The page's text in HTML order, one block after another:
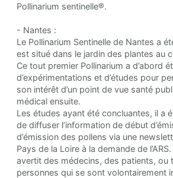
Pollinarium sentinelle®.
- Nantes :
Le Pollinarium Sentinelle de Nantes a
est situé dans le jardin des plantes au
Ce tout premier Pollinarium a d’abord
d’expérimentations et d’études pour
son intérêt d’un point de vue santé
médical ensuite.
Les études ayant été concluantes, il a
de diffuser l’information de début
d’émission des pollens via une
Pays de la Loire à la demande de
avertit des médecins, des patients, ou
personnes qui se sont volontairement